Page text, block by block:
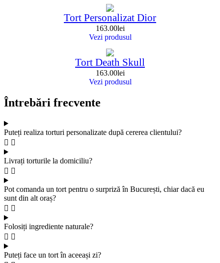
Tort Personalizat Dior
163.00lei
Vezi produsul
Tort Death Skull
163.00lei
Vezi produsul
Întrebări frecvente
Puteți realiza torturi personalizate după cererea clientului?
Livrați torturile la domiciliu?
Pot comanda un tort pentru o surpriză în București, chiar dacă eu
sunt din alt oraș?
Folosiți ingrediente naturale?
Puteți face un tort în aceeași zi?